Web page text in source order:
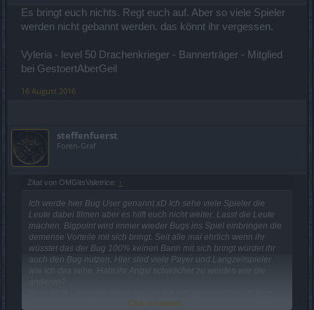
Es bringt euch nichts. Regt euch auf. Aber so viele Spieler
werden nicht gebannt werden. das könnt ihr vergessen.
Vyleria - level 50 Drachenkrieger - Bannerträger - Mitglied
bei GestoertAberGeil
16 August 2016
steffenfuerst
Foren-Graf
Zitat von OMGitsValetrice: ↑
Ich werde hier Bug User genannt xD Ich sehe viele Spieler die
Leute dabei filmen aber es hilft euch nicht weiter. Lasst die Leute
machen. Bigpoint wird immer wieder Bugs ins Spiel einbringen die
demense Vorteile mit sich bringt. Seit alle mal ehrlich wenn ihr
wüsstet das der Bug 100% keinen Bann mit sich bringt würdet ihr
auch den Bug nutzen. Hier sind viele Payer und Langzeitspieler
wie ich das sehe. Habt ihr Angst schwächer zu werden wie die
Click to expand...